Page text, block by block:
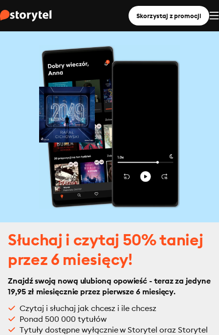
Skorzystaj z promocji
Słuchaj i czytaj 50% taniej
przez 6 miesięcy!
Znajdź swoją nową ulubioną opowieść - teraz za jedyne
19,95 zł miesięcznie przez pierwsze 6 miesięcy.
Czytaj i słuchaj jak chcesz i ile chcesz
Ponad 500 000 tytułów
Tytuły dostępne wyłącznie w Storytel oraz Storytel